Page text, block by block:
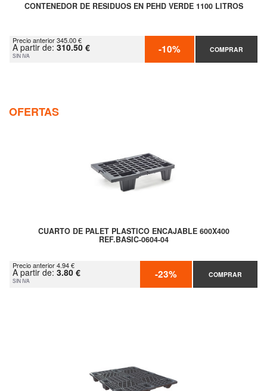
CONTENEDOR DE RESIDUOS EN PEHD VERDE 1100 LITROS
Precio anterior 345.00 €
A partir de: 310.50 €
SIN IVA -10% COMPRAR
OFERTAS
CUARTO DE PALET PLASTICO ENCAJABLE 600X400
REF.BASIC-0604-04
Precio anterior 4.94 €
A partir de: 3.80 €
SIN IVA -23% COMPRAR